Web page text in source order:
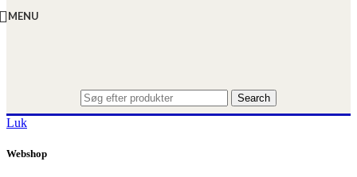
MENU
Search
Luk
Webshop